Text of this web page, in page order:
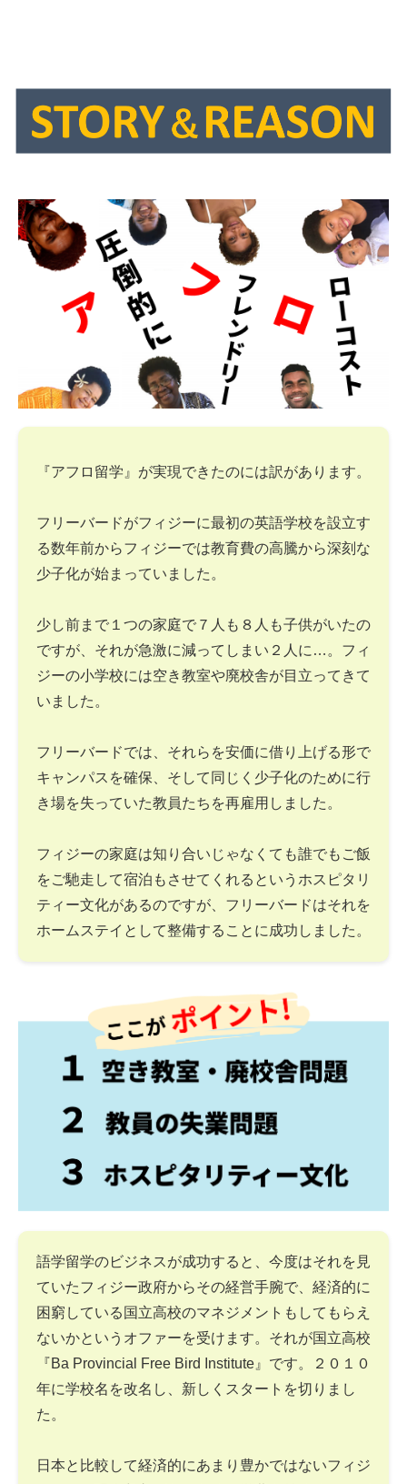
『アフロ留学』が実現できたのには訳があります。
フリーバードがフィジーに最初の英語学校を設立す
る数年前からフィジーでは教育費の高騰から深刻な
少子化が始まっていました。
少し前まで１つの家庭で７人も８人も子供がいたの
ですが、それが急激に減ってしまい２人に…。フィ
ジーの小学校には空き教室や廃校舎が目立ってきて
いました。
フリーバードでは、それらを安価に借り上げる形で
キャンパスを確保、そして同じく少子化のために行
き場を失っていた教員たちを再雇用しました。
フィジーの家庭は知り合いじゃなくても誰でもご飯
をご馳走して宿泊もさせてくれるというホスピタリ
ティー文化があるのですが、フリーバードはそれを
ホームステイとして整備することに成功しました。
語学留学のビジネスが成功すると、今度はそれを見
ていたフィジー政府からその経営手腕で、経済的に
困窮している国立高校のマネジメントもしてもらえ
ないかというオファーを受けます。それが国立高校
『Ba Provincial Free Bird Institute』です。２０１０
年に学校名を改名し、新しくスタートを切りまし
た。
日本と比較して経済的にあまり豊かではないフィジ